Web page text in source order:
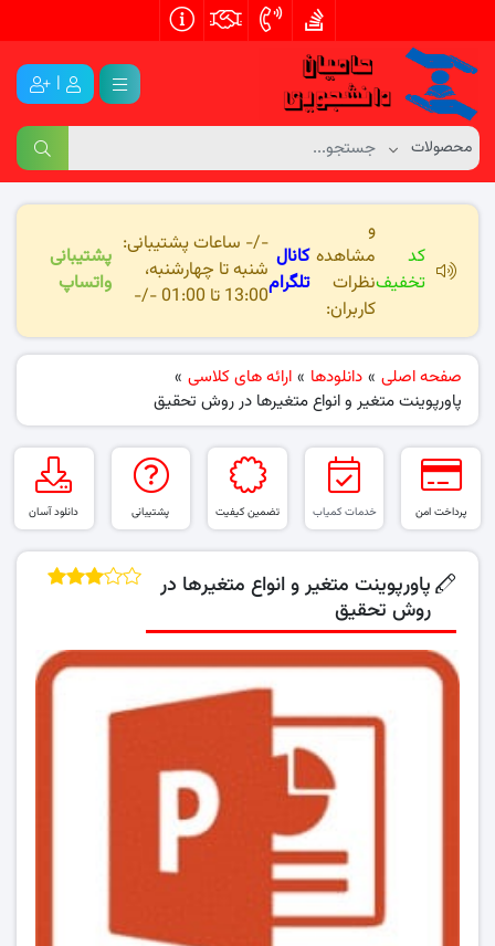
|
کد
تخفیف
و
مشاهده
نظرات
کاربران:
کانال
تلگرام
-/- ساعات پشتیبانی:
شنبه تا چهارشنبه،
13:00 تا 01:00 -/-
پشتیبانی
واتساپ
صفحه اصلی » دانلودها » ارائه های کلاسی »
پاورپوینت متغیر و انواع متغیرها در روش تحقیق
پرداخت امن خدمات کمیاب تضمین کیفیت پشتیبانی دانلود آسان
پاورپوینت متغیر و انواع متغیرها در
روش تحقیق